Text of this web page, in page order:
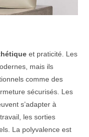
et praticité. Les
mais ils
comme des
sécurisés. Les
s’adapter à
les sorties
La polyvalence est